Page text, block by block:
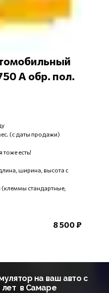
А обр. пол.
(с даты продажи)
есть!
ширина, высота с
стандартные,
8 500 ₽
на ваш авто с
лет в Самаре